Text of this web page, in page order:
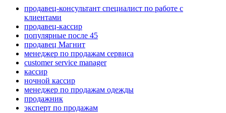
продавец-консультант специалист по работе с
клиентами
продавец-кассир
популярные после 45
продавец Магнит
менеджер по продажам сервиса
customer service manager
кассир
ночной кассир
менеджер по продажам одежды
продажник
эксперт по продажам